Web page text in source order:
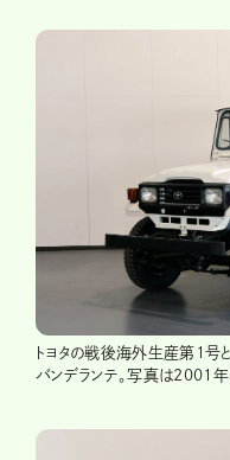
トヨタの戦後海外生産第1号
バンデランテ。写真は2001